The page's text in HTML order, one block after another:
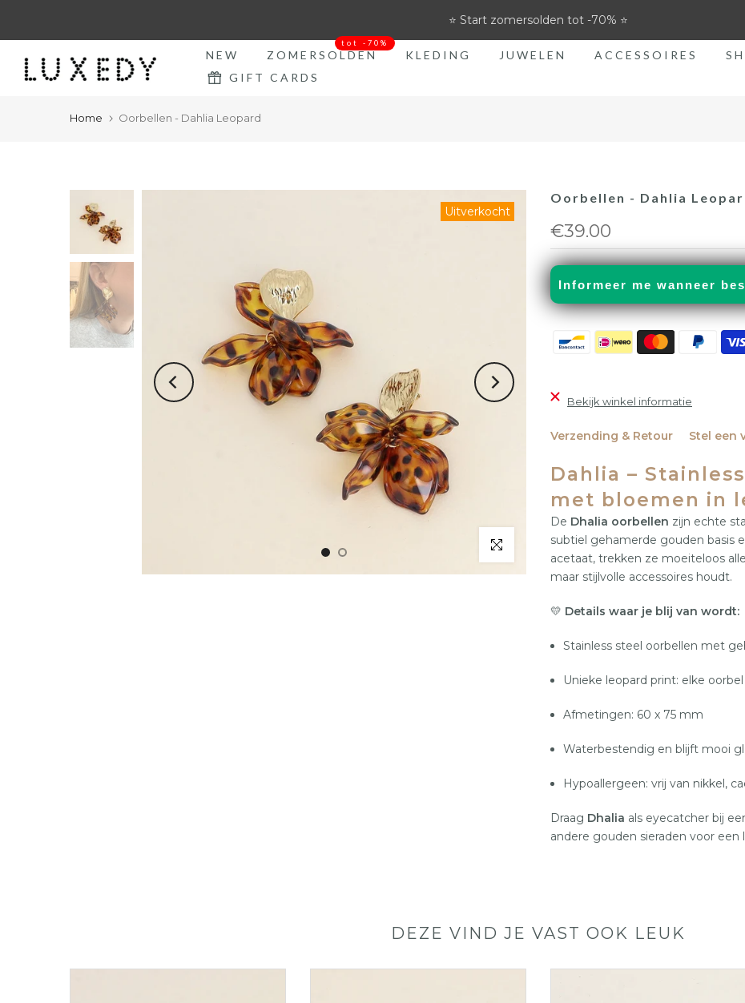
⭐ Start zomersolden tot -70% ⭐
NEW ZOMERSOLDEN
tot -70%
KLEDING JUWELEN ACCESSOIRES
S XL
36
36 37 38 39
GIFT CARDS
Home Oorbellen - Dahlia Leopard
Uitverkocht
Oorbellen - Dahlia
€39.00
Informeer me wanneer
Bekijk winkel informatie
Verzending & Retour Stel een
Dahlia –
met bloemen in
De Dhalia oorbellen zijn echte
subtiel gehamerde gouden basis
acetaat, trekken ze moeiteloos
maar stijlvolle accessoires houdt.
💛 Details waar je blij van wordt:
Stainless steel oorbellen met
Unieke leopard print: elke
Afmetingen: 60 x 75 mm
Waterbestendig en blijft mooi
Hypoallergeen: vrij van nikkel,
Draag Dhalia als eyecatcher bij
andere gouden sieraden voor een
DEZE VIND JE VAST OOK LEUK